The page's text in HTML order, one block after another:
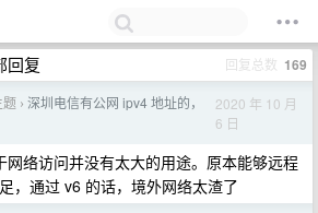
回复 回复总数 169
题 › 深圳电信有公网 ipv4 地址的，
2020 年 10 月
6 日
网络访问并没有太大的用途。原本能够远程
，通过 v6 的话，境外网络太渣了